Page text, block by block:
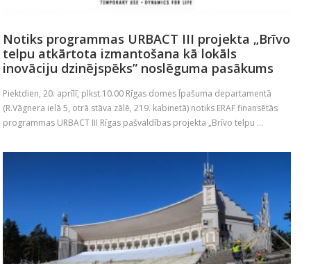
Notiks programmas URBACT III projekta „Brīvo
telpu atkārtota izmantošana kā lokāls
inovāciju dzinējspēks” noslēguma pasākums
Piektdien, 20. aprīlī, plkst.10.00 Rīgas domes Īpašuma departamentā
(R.Vāgnera ielā 5, otrā stāva zālē, 219. kabinetā) notiks ERAF finansētās
programmas URBACT III Rīgas pašvaldības projekta „Brīvo telpu ...